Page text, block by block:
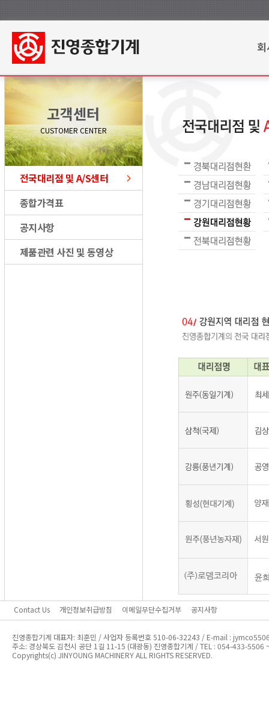
고객센터
CUSTOMER CENTER
전국대리점 및 A/S센터
종합가격표
공지사항
제품관련 사진 및 동영상
Contact Us 개인정보취급방침 이메일무단수집거부 공지사항
진영종합기계 대표자: 최훈민 / 사업자 등록번호 510-06-32243 / E-mail :
주소: 경상북도 김천시 공단 1길 11-15 (대광동) 진영종합기계 / TEL : 054-433-
Copyrights(c) JINYOUNG MACHINERY ALL RIGHTS RESERVED.